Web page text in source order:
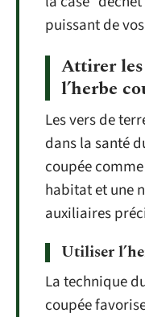
puissant de
Attirer les
l’herbe
Les vers de
dans la santé
coupée
habitat et une
auxiliaires
Utiliser
La technique
coupée